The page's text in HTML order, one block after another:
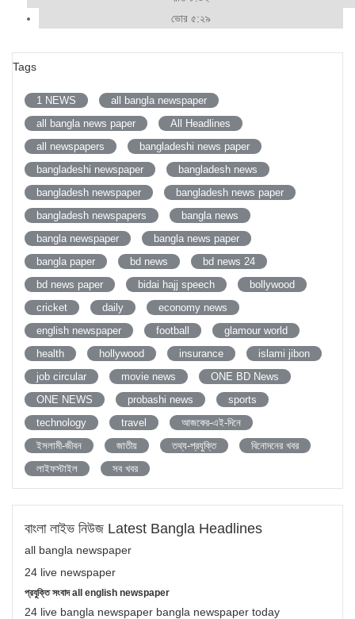
ভোর ৫:২৯
Tags
1 NEWS
all bangla newspaper
all bangla news paper
All Headlines
all newspapers
bangladeshi news paper
bangladeshi newspaper
bangladesh news
bangladesh newspaper
bangladesh news paper
bangladesh newspapers
bangla news
bangla newspaper
bangla news paper
bangla paper
bd news
bd news 24
bd news paper
bidai hajj speech
bollywood
cricket
daily
economy news
english newspaper
football
glamour world
health
hollywood insurance
islami jibon
job circular
movie news
ONE BD News
ONE NEWS
probashi news
sports
technology
travel
আজকের-এই-দিনে
ইসলামী-জীবন
জাতীয় তথ্য-প্রযুক্তি
বিনোদনের খবর
লাইফস্টাইল
সব খবর
বাংলা লাইভ নিউজ Latest Bangla Headlines
all bangla newspaper
24 live newspaper
প্রযুক্তি সংবাদ all english newspaper
24 live bangla newspaper bangla newspaper today